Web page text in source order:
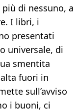
di nessuno, a
I libri, i
presentati
universale, di
smentita
fuori in
sull’avviso
i buoni, ci